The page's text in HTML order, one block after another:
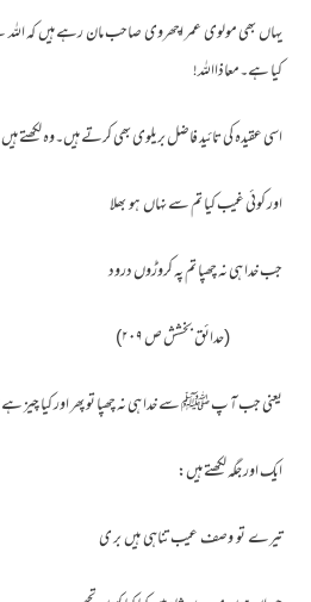
یہاں بھی مولوی عمر اچھروی صاحب مان رہے ہیں کہ
کیا ہے۔معاذااللہ!
اسی عقیدہ کی تائید فاضل بریلوی بھی کرتے ہیں۔وہ لکھتے
اور کوئی غیب کیا تم سے نہاں ہو بھلا
جب خدا ہی نہ چھپا تم پہ کروڑوں درود
(حدائق بخشش ص ۲۰۹)
یعنی جب آ پ ﷺ سے خدا ہی نہ چھپا تو پھر اور کیا چیز
ایک اور جگہ لکھتے ہیں:
تیرے تو وصف عیب تناہی ہیں بر ی